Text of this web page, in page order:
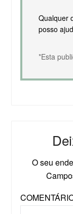
Qualquer
posso
*Esta
O seu